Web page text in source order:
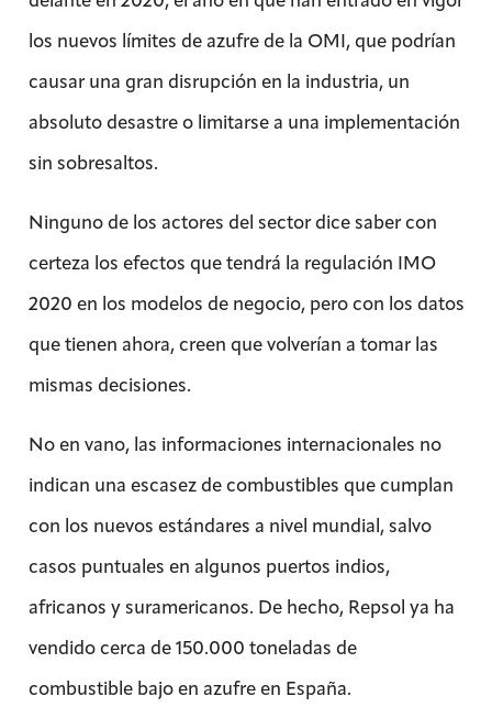
los nuevos límites de azufre de la OMI, que podrían
causar una gran disrupción en la industria, un
absoluto desastre o limitarse a una implementación
sin sobresaltos.
Ninguno de los actores del sector dice saber con
certeza los efectos que tendrá la regulación IMO
2020 en los modelos de negocio, pero con los datos
que tienen ahora, creen que volverían a tomar las
mismas decisiones.
No en vano, las informaciones internacionales no
indican una escasez de combustibles que cumplan
con los nuevos estándares a nivel mundial, salvo
casos puntuales en algunos puertos indios,
africanos y suramericanos. De hecho, Repsol ya ha
vendido cerca de 150.000 toneladas de
combustible bajo en azufre en España.